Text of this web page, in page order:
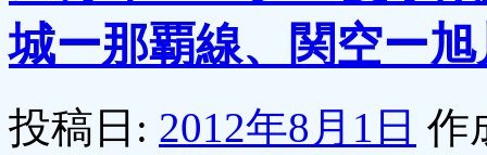
城ー那覇線、関空ー
投稿日: 2012年8月1日 作